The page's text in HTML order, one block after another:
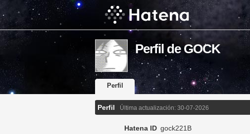
Perfil de GOCK
Perfil
Perfil Última actualización: 30-07-2026
Hatena ID gock221B